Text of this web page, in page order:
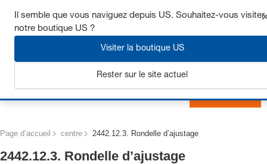
Obtenez jusqu’à 7 % de réduction - cliquez ici pour en savoir
Page d’accueil centre 2442.12.3. Rondelle d’ajustage
2442.12.3. Rondelle d’ajustage
Il semble que vous naviguez depuis US. Souhaitez-vous visiter
notre boutique US ?
Visiter la boutique US
Rester sur le site actuel